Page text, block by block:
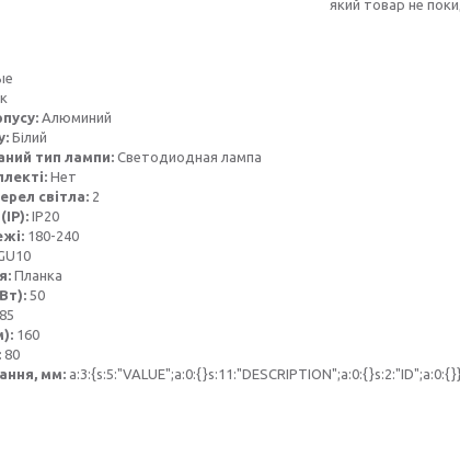
який товар не
Алюминий
Білий
тип лампи: Светодиодная лампа
Нет
світла: 2
IP20
180-240
Планка
50
85
160
80
мм: